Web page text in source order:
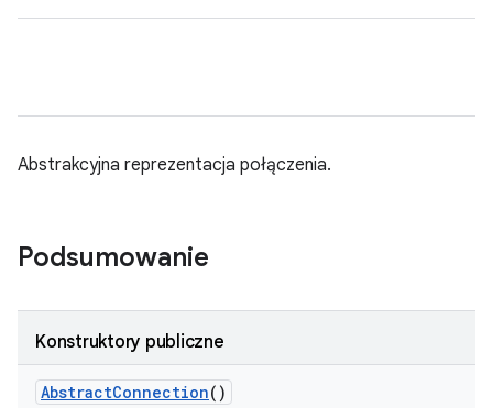
Abstrakcyjna reprezentacja połączenia.
Podsumowanie
Konstruktory publiczne
AbstractConnection()